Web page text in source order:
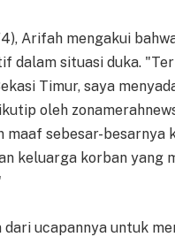
Arifah mengakui
dalam situasi duka.
Timur, saya
oleh
maaf sebesar-besarnya
keluarga korban yang
ucapannya untuk